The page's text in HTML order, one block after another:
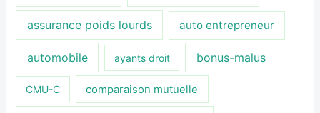
assurance poids lourds auto entrepreneur
automobile ayants droit bonus-malus
CMU-C comparaison mutuelle